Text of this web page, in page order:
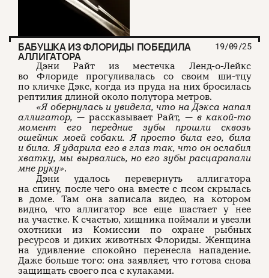
БАБУШКА ИЗ ФЛОРИДЫ ПОБЕДИЛА
АЛЛИГАТОРА
19/09/25
Дэни Райт из местечка Ленд-о-Лейкс
во Флориде прогуливалась со своим ши-тцу
по кличке Дэкс, когда из пруда на них бросилась
рептилия длиной около полутора метров.
«Я обернулась и увидела, что на Дэкса напал
аллигатор, — рассказывает Райт, — в какой-то
момент его передние зубы прошли сквозь
ошейник моей собаки. Я просто била его, била
и била. Я ударила его в глаз так, что он ослабил
хватку, мы вырвались, но его зубы расцарапали
мне руку».
Дэни удалось перевернуть аллигатора
на спину, после чего она вместе с псом скрылась
в доме. Там она записала видео, на котором
видно, что аллигатор все еще шастает у нее
на участке. К счастью, хищника поймали и увезли
охотники из Комиссии по охране рыбных
ресурсов и диких животных Флориды. Женщина
на удивление спокойно перенесла нападение.
Даже больше того: она заявляет, что готова снова
защищать своего пса с кулаками.